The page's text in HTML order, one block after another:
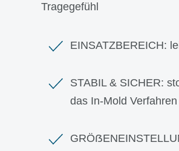
Tragegefühl
EINSATZBEREICH:
STABIL & SICHER:
das In-Mold